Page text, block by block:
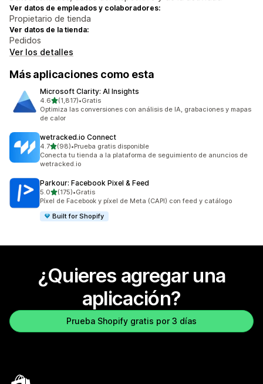
Ver datos de empleados y colaboradores:
Propietario de tienda
Ver datos de la tienda:
Pedidos
Ver los detalles
Más aplicaciones como esta
Microsoft Clarity: AI Insights
4.6de 5 estrellas
(1,817)
1817 reseñas en total
•Gratis
Optimiza las conversiones con análisis de IA, grabaciones y mapas
de calor
wetracked.io Connect
4.7de 5 estrellas
(98)
98 reseñas en total
•Prueba gratis disponible
Conecta tu tienda a la plataforma de seguimiento de anuncios de
wetracked.io
Parkour: Facebook Pixel & Feed
5.0de 5 estrellas
(175)
175 reseñas en total
•Gratis
Píxel de Facebook y píxel de Meta (CAPI) con feed y catálogo
Built for Shopify
¿Quieres agregar una
aplicación?
Prueba Shopify gratis por 3 días